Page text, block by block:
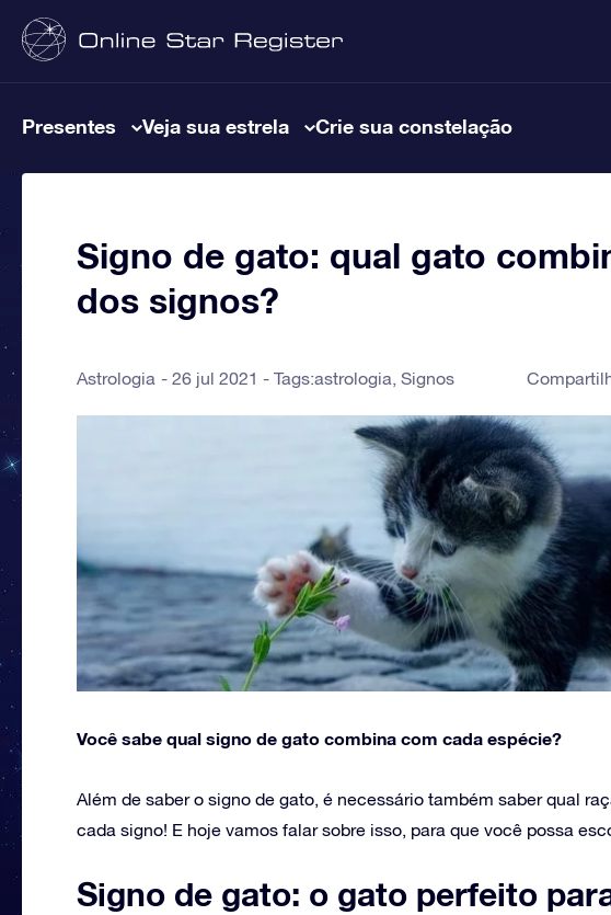
Presentes Veja sua estrela Crie sua constelação
Signo de gato: qual gato
dos signos?
Astrologia 26 jul 2021 - Tags:astrologia, Signos
Você sabe qual signo de gato combina com cada espécie?
Além de saber o signo de gato, é necessário também saber qual
cada signo! E hoje vamos falar sobre isso, para que você possa
Signo‌ ‌de‌ ‌gato:‌ ‌o‌ ‌gato‌ ‌perfeito‌